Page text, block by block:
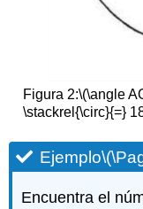
Figura 2:\(\angle
\stackrel{\circ}{=}
Ejemplo
Encuentra el